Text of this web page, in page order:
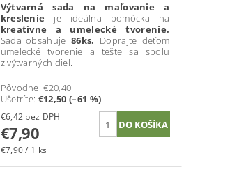
Výtvarná sada na maľovanie a
kreslenie je ideálna pomôcka na
kreatívne a umelecké tvorenie.
Sada obsahuje 86ks. Doprajte deťom
umelecké tvorenie a tešte sa spolu
z výtvarných diel.
Pôvodne:€20,40
Ušetríte: €12,50 (–61 %)
€6,42 bez DPH
€7,90
€7,90 / 1 ks